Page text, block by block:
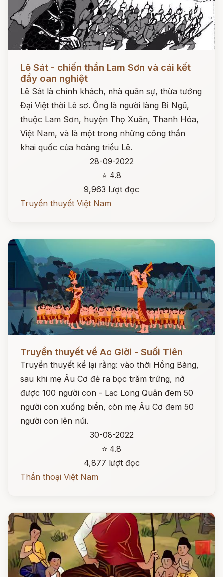
Lê Sát - chiến thần Lam Sơn và cái kết
đầy oan nghiệt
Lê Sát là chính khách, nhà quân sự, thừa tướng
Đại Việt thời Lê sơ. Ông là người làng Bỉ Ngũ,
thuộc Lam Sơn, huyện Thọ Xuân, Thanh Hóa,
Việt Nam, và là một trong những công thần
khai quốc của hoàng triều Lê.
28-09-2022
⭐ 4.8
9,963 lượt đọc
Truyền thuyết Việt Nam
Đọc ngay
Truyền thuyết về Ao Giời - Suối Tiên
Truyền thuyết kể lại rằng: vào thời Hồng Bàng,
sau khi mẹ Âu Cơ đẻ ra bọc trăm trứng, nở
được 100 người con - Lạc Long Quân đem 50
người con xuống biển, còn mẹ Âu Cơ đem 50
người con lên núi.
30-08-2022
⭐ 4.8
4,877 lượt đọc
Thần thoại Việt Nam